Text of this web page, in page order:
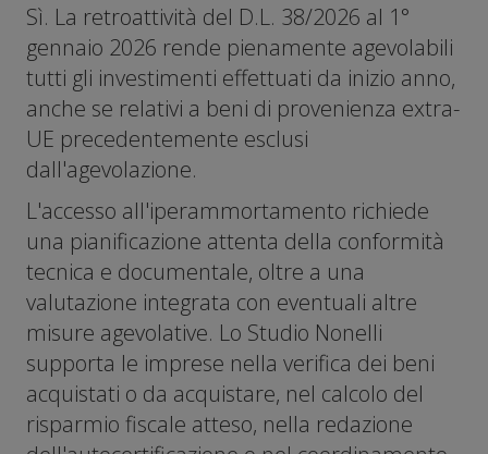
Sì. La retroattività del D.L. 38/2026 al 1°
gennaio 2026 rende pienamente agevolabili
tutti gli investimenti effettuati da inizio anno,
anche se relativi a beni di provenienza extra-
UE precedentemente esclusi
dall'agevolazione.
L'accesso all'iperammortamento richiede
una pianificazione attenta della conformità
tecnica e documentale, oltre a una
valutazione integrata con eventuali altre
misure agevolative. Lo Studio Nonelli
supporta le imprese nella verifica dei beni
acquistati o da acquistare, nel calcolo del
risparmio fiscale atteso, nella redazione